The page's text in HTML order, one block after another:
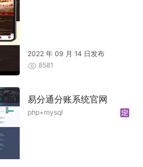
2022 年 09 月 14 日发布
8581
易分通分账系统官网
php+mysql